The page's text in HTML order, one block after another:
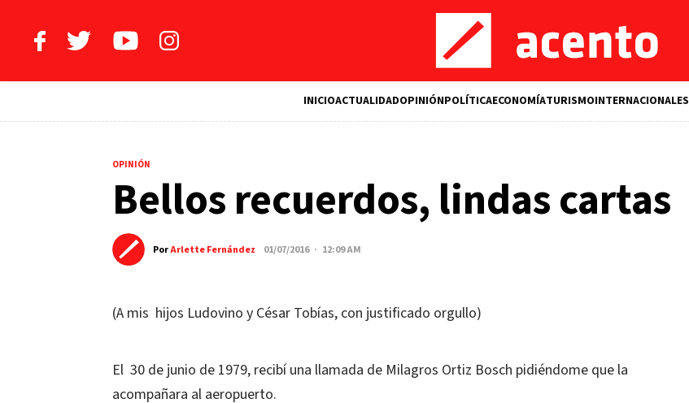
INICIOACTUALIDADOPINIÓNPOLÍTICAECONOMÍATURISMOINTERNACIONALES
OPINIÓN
Bellos recuerdos, lindas cartas
PorArlette Fernández 01/07/2016 · 12:09 AM
(A mis hijos Ludovino y César Tobías, con justificado orgullo)
El 30 de junio de 1979, recibí una llamada de Milagros Ortiz Bosch pidiéndome que la
acompañara al aeropuerto.